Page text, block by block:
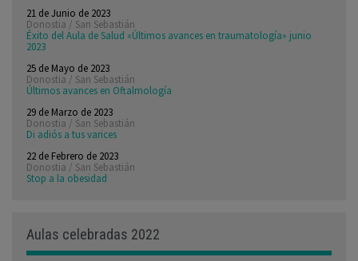
21 de Junio de 2023
Donostia / San Sebastián
Éxito del Aula de Salud «Últimos avances en traumatología» junio
2023
25 de Mayo de 2023
Donostia / San Sebastián
Últimos avances en Oftalmología
29 de Marzo de 2023
Donostia / San Sebastián
Di adiós a tus varices
22 de Febrero de 2023
Donostia / San Sebastián
Stop a la obesidad
Aulas celebradas 2022